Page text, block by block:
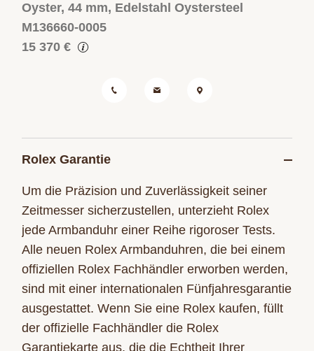
Oyster, 44 mm, Edelstahl Oystersteel
M136660-0005
15 370 €
Rolex Garantie
Um die Präzision und Zuverlässigkeit seiner
Zeitmesser sicherzustellen, unterzieht Rolex
jede Armbanduhr einer Reihe rigoroser Tests.
Alle neuen Rolex Armbanduhren, die bei einem
offiziellen Rolex Fachhändler erworben werden,
sind mit einer internationalen Fünfjahresgarantie
ausgestattet. Wenn Sie eine Rolex kaufen, füllt
der offizielle Fachhändler die Rolex
Garantiekarte aus, die die Echtheit Ihrer